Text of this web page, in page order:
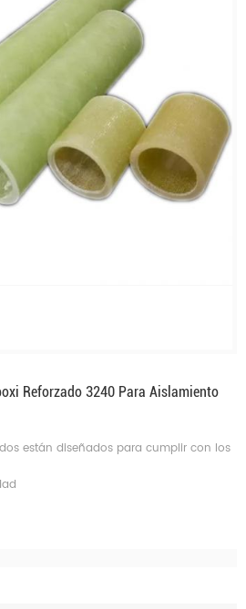
Reforzado 3240 Para Aislamiento
están diseñados para cumplir con los